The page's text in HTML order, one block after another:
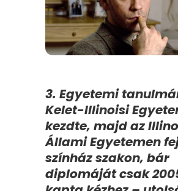
3. Egyetemi
Kelet-Illinoisi
kezdte, majd az
Állami Egyetemen
színház szakon, bár
diplomáját csak